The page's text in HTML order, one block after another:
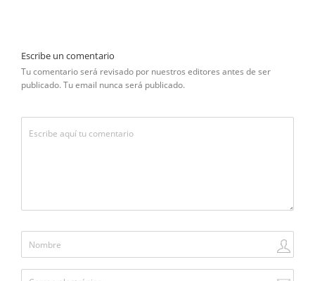
Escribe un comentario
Tu comentario será revisado por nuestros editores antes de ser
publicado. Tu email nunca será publicado.